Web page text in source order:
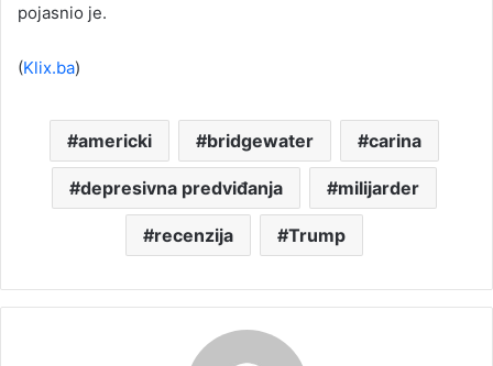
pojasnio je.
(Klix.ba)
americki bridgewater carina
depresivna predviđanja milijarder
recenzija Trump